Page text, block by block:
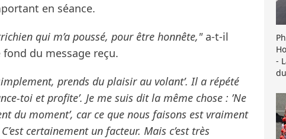
en séance.
qui m’a poussé, pour être honnête,"a-t-il
du message reçu.
prends du plaisir au volant’. Il a répété
toi et profite’. Je me suis dit la même chose : ’Ne
du moment’, car ce que nous faisons est vraiment
certainement un facteur. Mais c’est très
-